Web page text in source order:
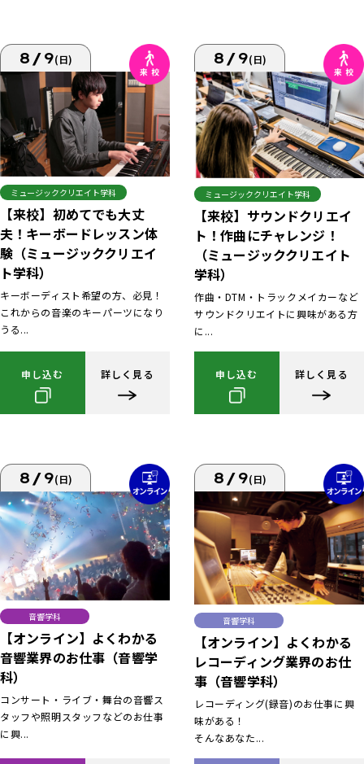
8/9(日)
ミュージッククリエイト学科
【来校】初めてでも大丈
夫！キーボードレッスン体
験（ミュージッククリエイ
ト学科）
キーボーディスト希望の方、必見！
これからの音楽のキーパーツになり
うる...
申し込む 詳しく見る
8/9(日)
ミュージッククリエイト学科
【来校】サウンドクリエイ
ト！作曲にチャレンジ！
（ミュージッククリエイト
学科）
作曲・DTM・トラックメイカーなど
サウンドクリエイトに興味がある方
に...
申し込む 詳しく見る
8/9(日)
音響学科
【オンライン】よくわかる
音響業界のお仕事（音響学
科）
コンサート・ライブ・舞台の音響ス
タッフや照明スタッフなどのお仕事
に興...
8/9(日)
音響学科
【オンライン】よくわかる
レコーディング業界のお仕
事（音響学科）
レコーディング(録音)のお仕事に興
味がある！
そんなあなた...